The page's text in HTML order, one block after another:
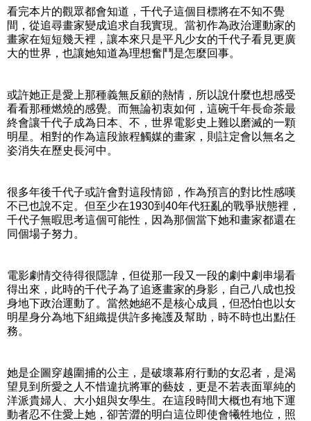
看完本片的觀眾都會知道，千代子這個目標將在不知不覺
間，從追尋畫家變成追求自我實現。當初作為政治運動家的
畫家在短短幾天裡，讓本來只是平凡少女的千代子看見更廣
大的世界，也讓她知道為理想奮鬥是怎麼回事。
或許她正是愛上那種義無反顧的熱情，所以說什麼也想感受
看看那種燃燒的感覺。而無論初衷如何，這碗千年長命茶最
終會讓千代子成為日本、不，世界電影史上難以磨滅的一顆
明星。相對的作為這段旅程觸媒的畫家，則註定會以無名之
姿消失在歷史長河中。
很多年後千代子或許會對這段情節，作為預言的對比性感嘆
不已也說不定。但至少在1930到40年代狂亂的戰爭狀態裡，
千代子無暇思考這個可能性，因為那個當下她和畫家都還在
同個場子努力。
電影劇情交待得很隱諱，但從那一段又一段的劇中劇串場看
得出來，此時的千代子為了追逐畫家的身影，自己八成也投
身地下政治運動了。當然她絕不是核心成員，但恐怕也以女
明星身分為地下組織提供許多掩護及幫助，時不時也出點任
務。
她是企圖穿越圍捕的公主，是破壞幕府行動的女忍者，是渴
望見到所愛之人不惜違抗將軍的藝妓，更是不若表面單純的
洋派貴婦人、大小姐與女學生。在這段時間大概也有地下運
動者忍不住愛上她，卻苦澀的明白這位即使會犧牲地位，照